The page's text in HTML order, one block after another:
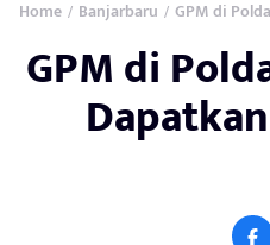
Home / Banjarbaru / GPM di
GPM di